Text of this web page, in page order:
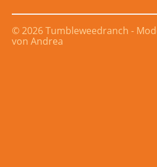
© 2026 Tumbleweedranch -
von Andrea